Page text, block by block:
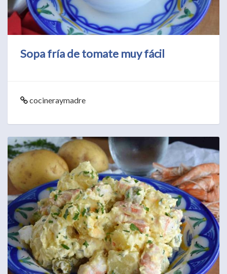
Sopa fría de tomate muy fácil
cocineraymadre